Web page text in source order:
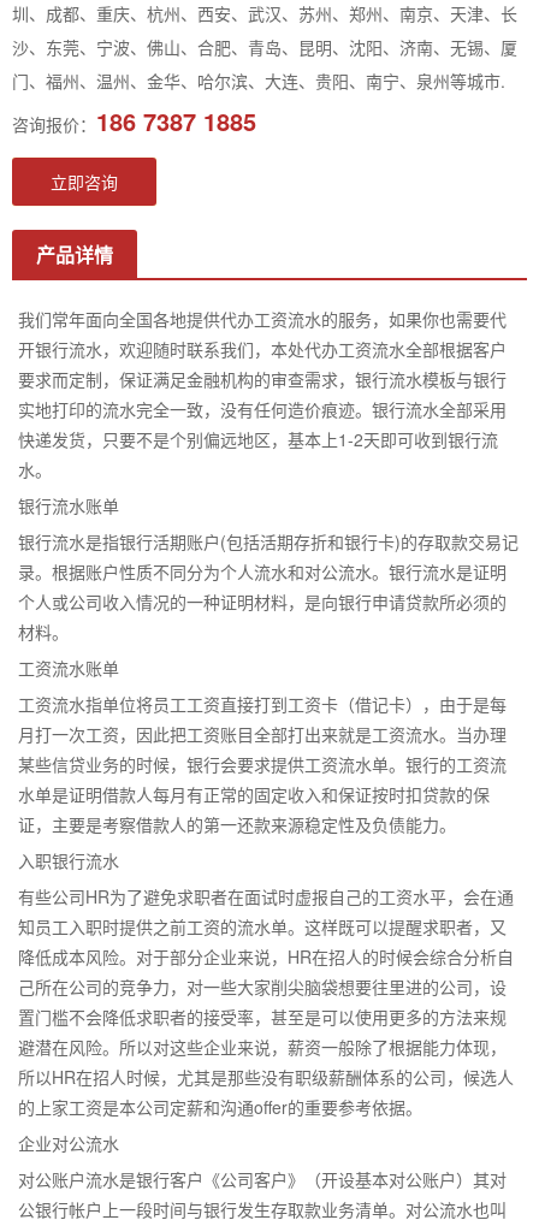
圳、成都、重庆、杭州、西安、武汉、苏州、郑州、南京、天津、长
沙、东莞、宁波、佛山、合肥、青岛、昆明、沈阳、济南、无锡、厦
门、福州、温州、金华、哈尔滨、大连、贵阳、南宁、泉州等城市.
咨询报价： 186 7387 1885
立即咨询
产品详情
我们常年面向全国各地提供代办工资流水的服务，如果你也需要代
开银行流水，欢迎随时联系我们，本处代办工资流水全部根据客户
要求而定制，保证满足金融机构的审查需求，银行流水模板与银行
实地打印的流水完全一致，没有任何造价痕迹。银行流水全部采用
快递发货，只要不是个别偏远地区，基本上1-2天即可收到银行流
水。
银行流水账单
银行流水是指银行活期账户(包括活期存折和银行卡)的存取款交易记
录。根据账户性质不同分为个人流水和对公流水。银行流水是证明
个人或公司收入情况的一种证明材料，是向银行申请贷款所必须的
材料。
工资流水账单
工资流水指单位将员工工资直接打到工资卡（借记卡），由于是每
月打一次工资，因此把工资账目全部打出来就是工资流水。当办理
某些信贷业务的时候，银行会要求提供工资流水单。银行的工资流
水单是证明借款人每月有正常的固定收入和保证按时扣贷款的保
证，主要是考察借款人的第一还款来源稳定性及负债能力。
入职银行流水
有些公司HR为了避免求职者在面试时虚报自己的工资水平，会在通
知员工入职时提供之前工资的流水单。这样既可以提醒求职者，又
降低成本风险。对于部分企业来说，HR在招人的时候会综合分析自
己所在公司的竞争力，对一些大家削尖脑袋想要往里进的公司，设
置门槛不会降低求职者的接受率，甚至是可以使用更多的方法来规
避潜在风险。所以对这些企业来说，薪资一般除了根据能力体现，
所以HR在招人时候，尤其是那些没有职级薪酬体系的公司，候选人
的上家工资是本公司定薪和沟通offer的重要参考依据。
企业对公流水
对公账户流水是银行客户《公司客户》（开设基本对公账户）其对
公银行帐户上一段时间与银行发生存取款业务清单。对公流水也叫